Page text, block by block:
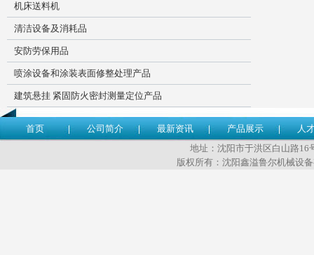
机床送料机
清洁设备及消耗品
安防劳保用品
喷涂设备和涂装表面修整处理产品
建筑悬挂 紧固防火密封测量定位产品
首页 公司简介 最新资讯 产品展示
人
地址：沈阳市于洪区白山路16
版权所有：沈阳鑫溢鲁尔机械设